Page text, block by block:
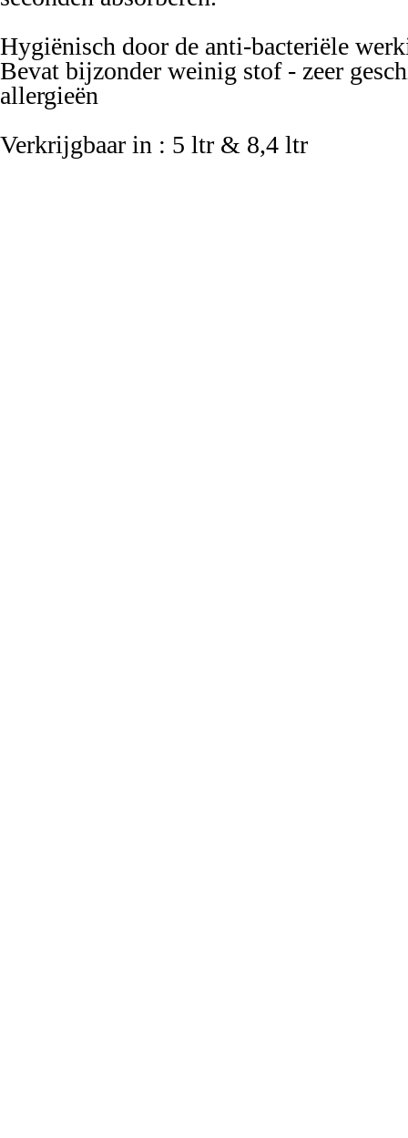
Hygiënisch door de anti-bacteriële
Bevat bijzonder weinig stof - zeer
allergieën
Verkrijgbaar in : 5 ltr & 8,4 ltr